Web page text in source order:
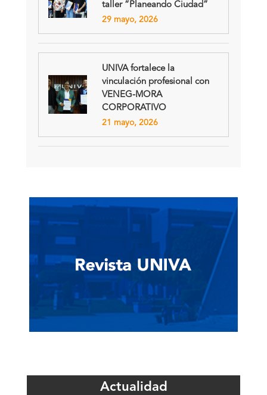
taller “Planeando Ciudad”
29 mayo, 2026
UNIVA fortalece la
vinculación profesional con
VENEG-MORA
CORPORATIVO
21 mayo, 2026
Actualidad